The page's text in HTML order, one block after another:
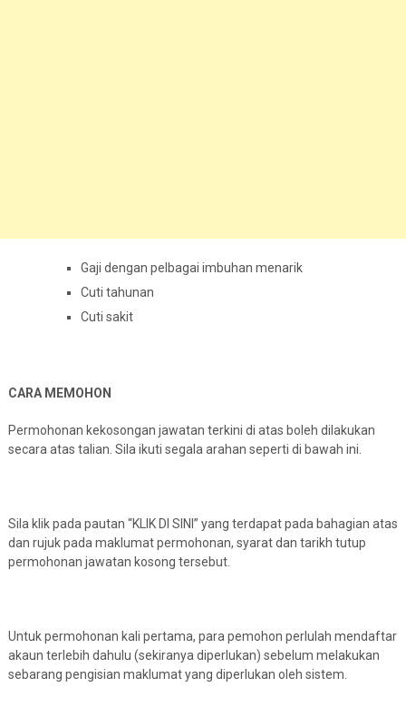
Gaji dengan pelbagai imbuhan menarik
Cuti tahunan
Cuti sakit
CARA MEMOHON
Permohonan kekosongan jawatan terkini di atas boleh dilakukan
secara atas talian. Sila ikuti segala arahan seperti di bawah ini.
Sila klik pada pautan “KLIK DI SINI” yang terdapat pada bahagian atas
dan rujuk pada maklumat permohonan, syarat dan tarikh tutup
permohonan jawatan kosong tersebut.
Untuk permohonan kali pertama, para pemohon perlulah mendaftar
akaun terlebih dahulu (sekiranya diperlukan) sebelum melakukan
sebarang pengisian maklumat yang diperlukan oleh sistem.